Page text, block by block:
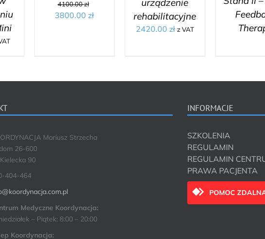
4100.00zł
3800.00zł
rehabilitacyjne
2420.00 zł z VAT
Mariusz Strzecha
26-600
90
404-464
Medyczne Koordynacja:
– Piątek: 8:00 – 20:00
Koordynacja:
INFORMACJE
SZKOLENIA
REGULAMIN
REGULAMIN
PRAWA PACJENTA
POMOC